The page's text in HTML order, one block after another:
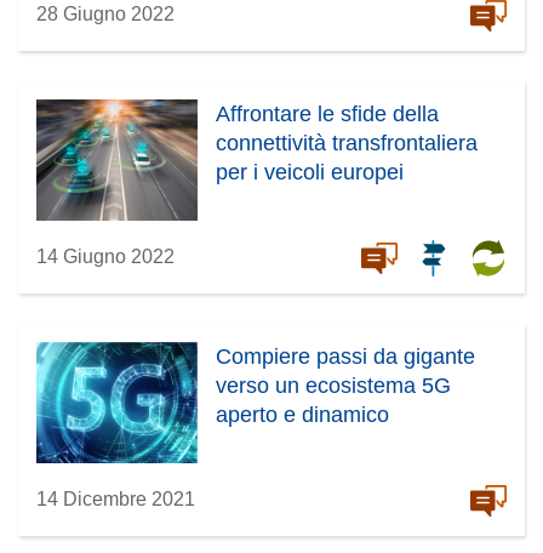
28 Giugno 2022
Affrontare le sfide della
connettività transfrontaliera
per i veicoli europei
14 Giugno 2022
Compiere passi da gigante
verso un ecosistema 5G
aperto e dinamico
14 Dicembre 2021